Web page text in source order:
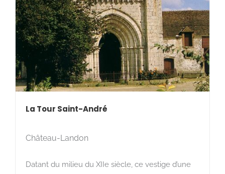
La Tour Saint-André
Château-Landon
Datant du milieu du XIIe siècle, ce vestige d’une